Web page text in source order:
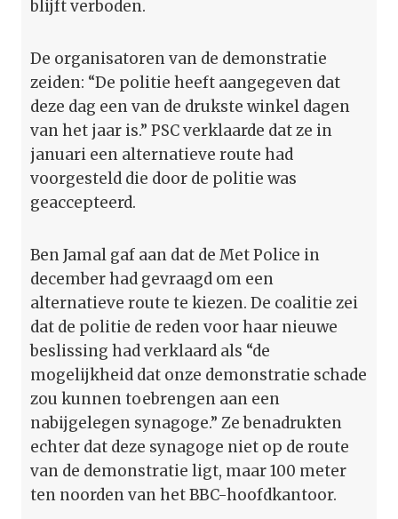
blijft verboden.
De organisatoren van de demonstratie
zeiden: “De politie heeft aangegeven dat
deze dag een van de drukste winkel dagen
van het jaar is.” PSC verklaarde dat ze in
januari een alternatieve route had
voorgesteld die door de politie was
geaccepteerd.
Ben Jamal gaf aan dat de Met Police in
december had gevraagd om een
alternatieve route te kiezen. De coalitie zei
dat de politie de reden voor haar nieuwe
beslissing had verklaard als “de
mogelijkheid dat onze demonstratie schade
zou kunnen toebrengen aan een
nabijgelegen synagoge.” Ze benadrukten
echter dat deze synagoge niet op de route
van de demonstratie ligt, maar 100 meter
ten noorden van het BBC-hoofdkantoor.